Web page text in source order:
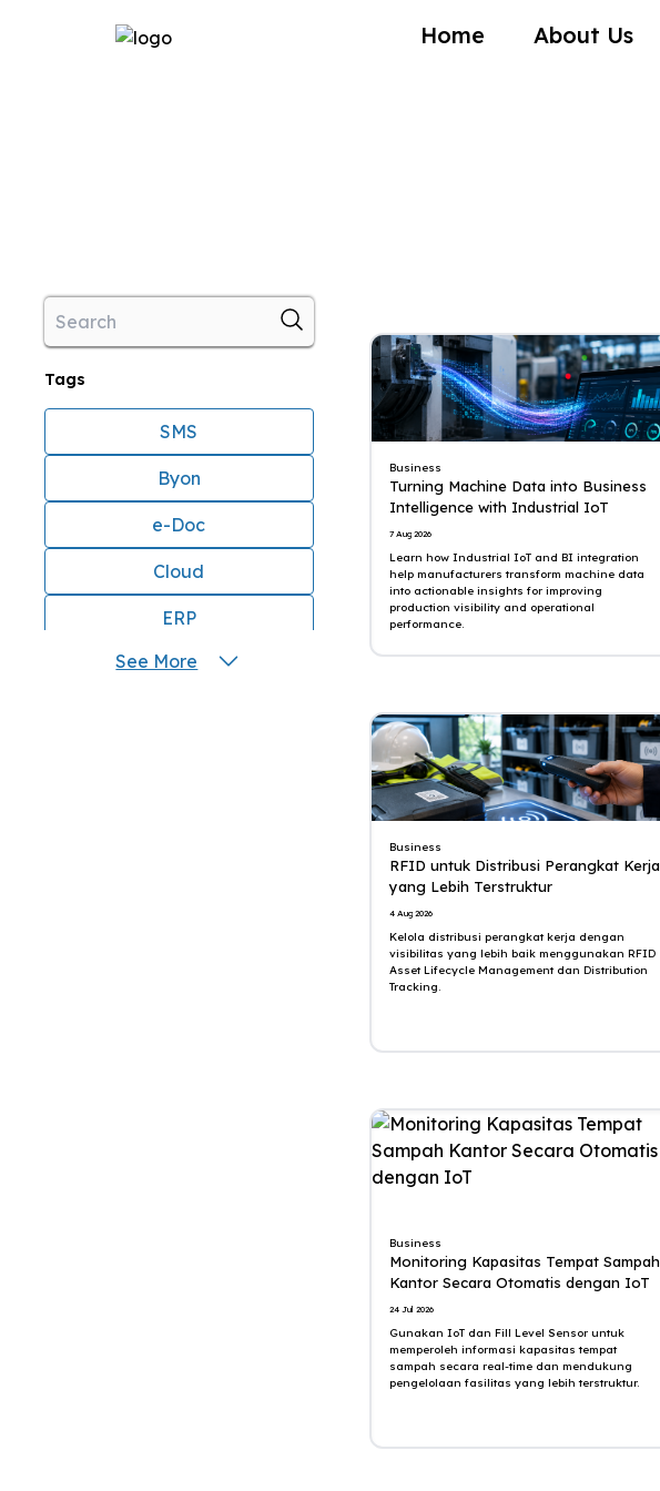
Home About Us
Tags
SMS
Byon
e-Doc
Cloud
ERP
AI
See More
Business
Turning Machine Data into Business
Intelligence with Industrial IoT
7 Aug 2026
Learn how Industrial IoT and BI integration
help manufacturers transform machine data
into actionable insights for improving
production visibility and operational
performance.
Business
RFID untuk Distribusi Perangkat Kerja
yang Lebih Terstruktur
4 Aug 2026
Kelola distribusi perangkat kerja dengan
visibilitas yang lebih baik menggunakan RFID
Asset Lifecycle Management dan Distribution
Tracking.
Business
Monitoring Kapasitas Tempat Sampah
Kantor Secara Otomatis dengan IoT
24 Jul 2026
Gunakan IoT dan Fill Level Sensor untuk
memperoleh informasi kapasitas tempat
sampah secara real-time dan mendukung
pengelolaan fasilitas yang lebih terstruktur.